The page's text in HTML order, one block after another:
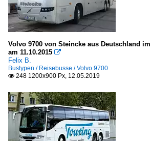
Volvo 9700 von Steincke aus Deutschland
am 11.10.2015 
Felix B.
Bustypen / Reisebusse / Volvo 9700
 248 1200x900 Px, 12.05.2019